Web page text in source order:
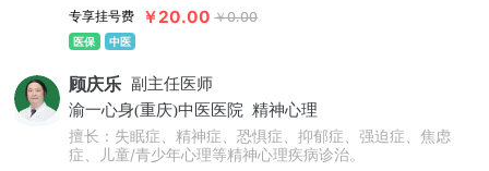
专享挂号费
￥20.00 ￥0.00
医保 中医
顾庆乐 副主任医师
渝一心身(重庆)中医医院 精神心理
擅长：失眠症、精神症、恐惧症、抑郁症、强迫症、焦虑
症、儿童/青少年心理等精神心理疾病诊治。